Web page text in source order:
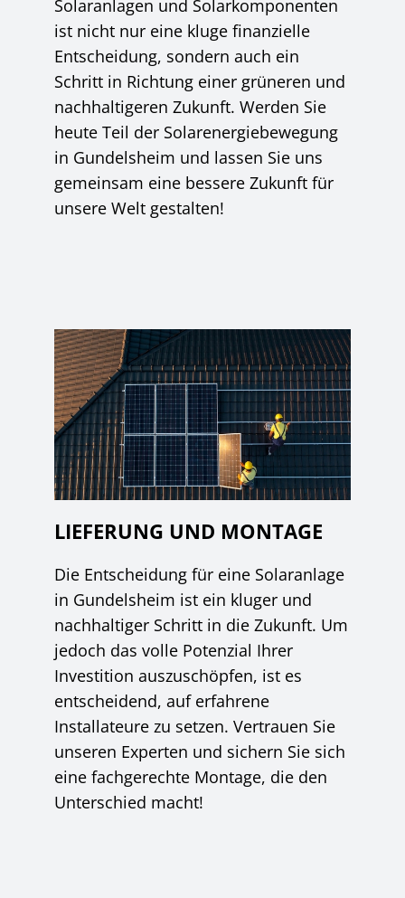
Solaranlagen und Solarkomponenten
ist nicht nur eine kluge finanzielle
Entscheidung, sondern auch ein
Schritt in Richtung einer grüneren und
nachhaltigeren Zukunft. Werden Sie
heute Teil der Solarenergiebewegung
in Gundelsheim und lassen Sie uns
gemeinsam eine bessere Zukunft für
unsere Welt gestalten!
LIEFERUNG UND MONTAGE
Die Entscheidung für eine Solaranlage
in Gundelsheim ist ein kluger und
nachhaltiger Schritt in die Zukunft. Um
jedoch das volle Potenzial Ihrer
Investition auszuschöpfen, ist es
entscheidend, auf erfahrene
Installateure zu setzen. Vertrauen Sie
unseren Experten und sichern Sie sich
eine fachgerechte Montage, die den
Unterschied macht!